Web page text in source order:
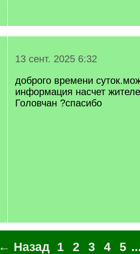
13 сент. 2025 6:32
доброго времени
информация насчет
Головчан ?спасибо
← Назад 1 2 3 4 5